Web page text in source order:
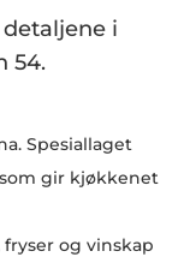
i
54.
Spesiallaget
gir kjøkkenet
og vinskap